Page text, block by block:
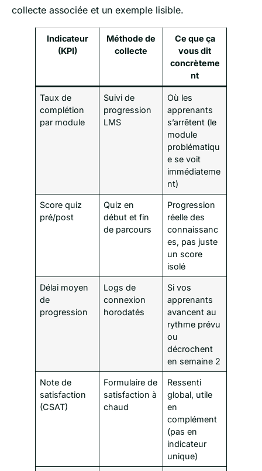
collecte associée et un exemple lisible.
Indicateur
(KPI)
Méthode de
collecte
Ce que ça
vous dit
concrèteme
nt
Taux de
complétion
par module
Suivi de
progression
LMS
Où les
apprenants
s’arrêtent (le
module
problématiqu
e se voit
immédiateme
nt)
Score quiz
pré/post
Quiz en
début et fin
de parcours
Progression
réelle des
connaissanc
es, pas juste
un score
isolé
Délai moyen
de
progression
Logs de
connexion
horodatés
Si vos
apprenants
avancent au
rythme prévu
ou
décrochent
en semaine 2
Note de
satisfaction
(CSAT)
Formulaire de
satisfaction à
chaud
Ressenti
global, utile
en
complément
(pas en
indicateur
unique)